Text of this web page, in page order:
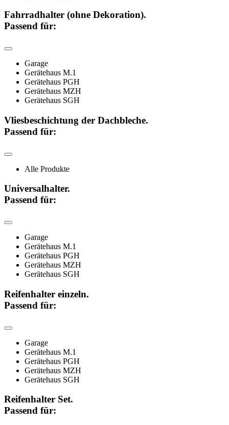
Fahrradhalter (ohne Dekoration).
Passend für:
Garage
Gerätehaus M.1
Gerätehaus PGH
Gerätehaus MZH
Gerätehaus SGH
Vliesbeschichtung der Dachbleche.
Passend für:
Alle Produkte
Universalhalter.
Passend für:
Garage
Gerätehaus M.1
Gerätehaus PGH
Gerätehaus MZH
Gerätehaus SGH
Reifenhalter einzeln.
Passend für:
Garage
Gerätehaus M.1
Gerätehaus PGH
Gerätehaus MZH
Gerätehaus SGH
Reifenhalter Set.
Passend für: